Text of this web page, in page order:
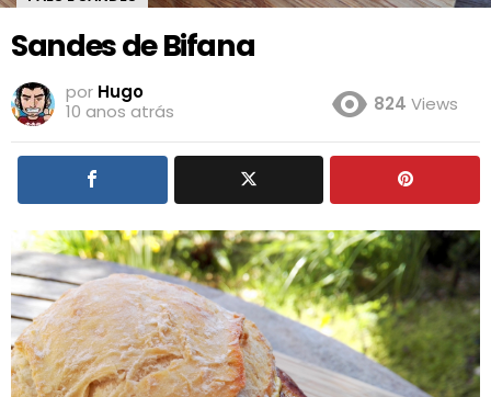
Sandes de Bifana
por Hugo
10 anos atrás
824 Views